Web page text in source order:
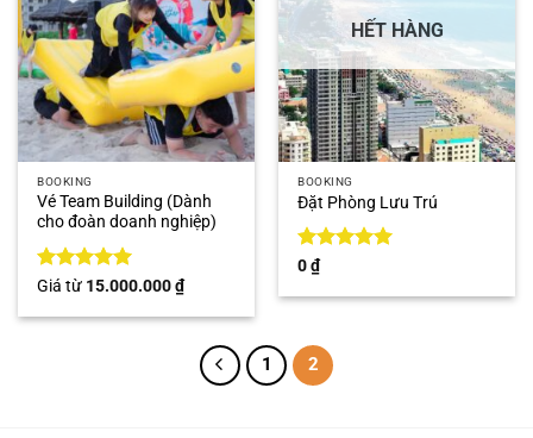
BOOKING
Vé Team Building (Dành
cho đoàn doanh nghiệp)
Được xếp
sao
Giá từ 15.000.000₫
HẾT HÀNG
BOOKING
Đặt Phòng Lưu Trú
Được xếp
sao
0₫
1 2